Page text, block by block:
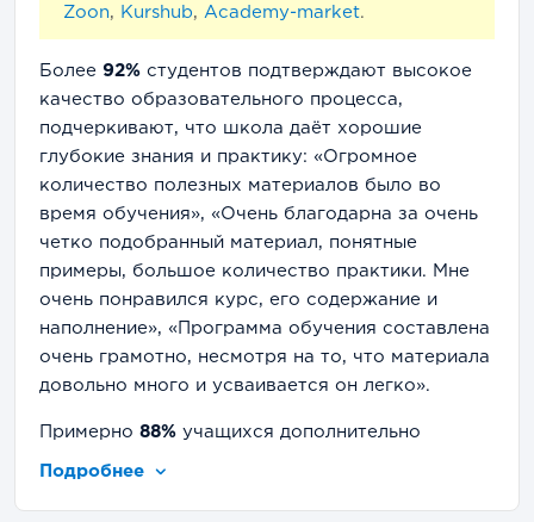
Zoon, Kurshub, Academy-market.
Более 92% студентов подтверждают высокое
качество образовательного процесса,
подчеркивают, что школа даёт хорошие
глубокие знания и практику: «Огромное
количество полезных материалов было во
время обучения», «Очень благодарна за очень
четко подобранный материал, понятные
примеры, большое количество практики. Мне
очень понравился курс, его содержание и
наполнение», «Программа обучения составлена
очень грамотно, несмотря на то, что материала
довольно много и усваивается он легко».
Примерно 88% учащихся дополнительно
упоминают о грамотности, компетентности,
Подробнее